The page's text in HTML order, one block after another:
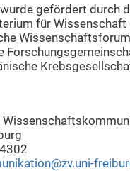
gefördert durch
für Wissenschaft